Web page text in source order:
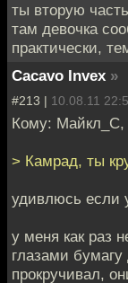
ты вторую
там девочка
практически,
Cacavo Invex »
#213 | 10.08.11
Кому: Майкл_С,
> Камрад, ты
удивлюсь если
у меня как раз
глазами
прокручивал,